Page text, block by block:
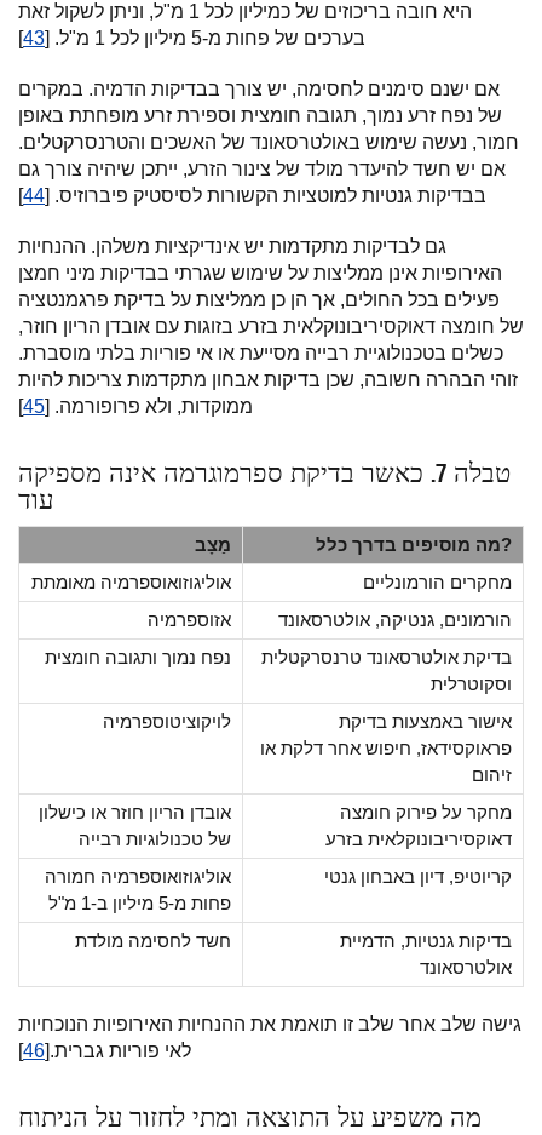
היא חובה בריכוזים של כמיליון לכל 1 מ"ל, וניתן לשקול זאת
בערכים של פחות מ-5 מיליון לכל 1 מ"ל. [
43
]
אם ישנם סימנים לחסימה, יש צורך בבדיקות הדמיה. במקרים
של נפח זרע נמוך, תגובה חומצית וספירת זרע מופחתת באופן
חמור, נעשה שימוש באולטרסאונד של האשכים והטרנסרקטלים.
אם יש חשד להיעדר מולד של צינור הזרע, ייתכן שיהיה צורך גם
בבדיקות גנטיות למוטציות הקשורות לסיסטיק פיברוזיס. [44
]
גם לבדיקות מתקדמות יש אינדיקציות משלהן. ההנחיות
האירופיות אינן ממליצות על שימוש שגרתי בבדיקות מיני חמצן
פעילים בכל החולים, אך הן כן ממליצות על בדיקת פרגמנטציה
של חומצה דאוקסיריבונוקלאית בזרע בזוגות עם אובדן הריון חוזר,
כשלים בטכנולוגיית רבייה מסייעת או אי פוריות בלתי מוסברת.
זוהי הבהרה חשובה, שכן בדיקות אבחון מתקדמות צריכות להיות
ממוקדות, ולא פרופורמה. [45
]
טבלה 7. כאשר בדיקת ספרמוגרמה אינה מספיקה
עוד
מַצָב
מה מוסיפים בדרך כלל?
אוליגוזואוספרמיה מאומתת
מחקרים הורמונליים
אזוספרמיה
הורמונים, גנטיקה, אולטרסאונד
נפח נמוך ותגובה חומצית
בדיקת אולטרסאונד טרנסרקטלית
וסקוטרלית
לויקוציטוספרמיה
אישור באמצעות בדיקת
פראוקסידאז, חיפוש אחר דלקת או
זיהום
אובדן הריון חוזר או כישלון
של טכנולוגיות רבייה
מחקר על פירוק חומצה
דאוקסיריבונוקלאית בזרע
אוליגוזואוספרמיה חמורה
פחות מ-5 מיליון ב-1 מ"ל
קריוטיפ, דיון באבחון גנטי
חשד לחסימה מולדת
בדיקות גנטיות, הדמיית
אולטרסאונד
גישה שלב אחר שלב זו תואמת את ההנחיות האירופיות הנוכחיות
לאי פוריות גברית.[46
]
מה משפיע על התוצאה ומתי לחזור על הניתוח